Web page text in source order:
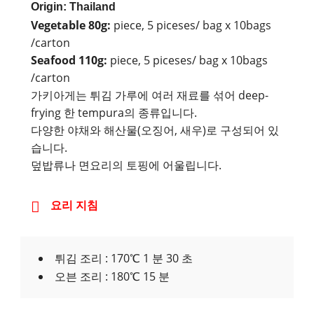
Origin: Thailand
Vegetable 80g: piece, 5 piceses/ bag x 10bags
/carton
Seafood 110g: piece, 5 piceses/ bag x 10bags
/carton
가키아게는 튀김 가루에 여러 재료를 섞어 deep-
frying 한 tempura의 종류입니다.
다양한 야채와 해산물(오징어, 새우)로 구성되어 있
습니다.
덮밥류나 면요리의 토핑에 어울립니다.
요리 지침
튀김 조리 : 170℃ 1 분 30 초
오븐 조리 : 180℃ 15 분